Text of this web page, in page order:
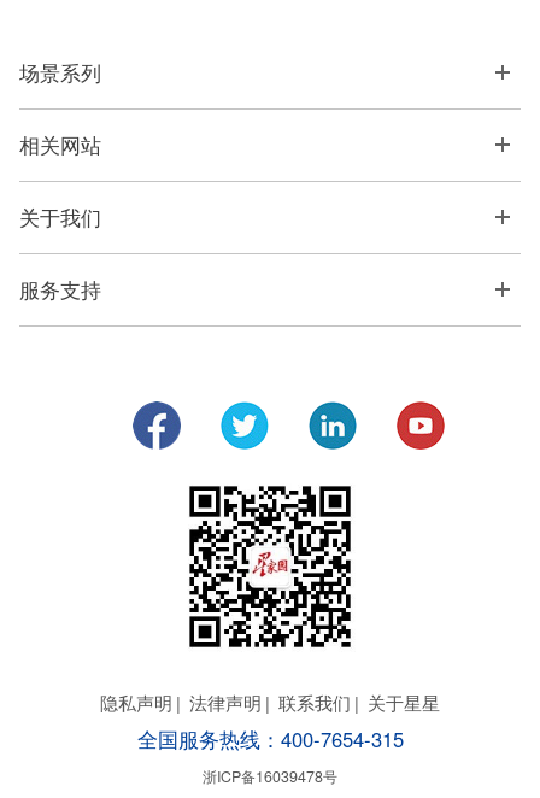
场景系列
相关网站
关于我们
服务支持
隐私声明 | 法律声明 | 联系我们 | 关于星星
全国服务热线：400-7654-315
浙ICP备16039478号